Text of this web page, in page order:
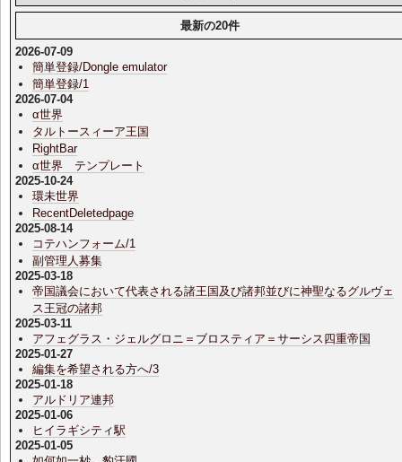
最新の20件
2026-07-09
簡単登録/Dongle emulator
簡単登録/1
2026-07-04
α世界
タルトースィーア王国
RightBar
α世界 テンプレート
2025-10-24
環未世界
RecentDeletedpage
2025-08-14
コテハンフォーム/1
副管理人募集
2025-03-18
帝国議会において代表される諸王国及び諸邦並びに神聖なるグルヴェ
ス王冠の諸邦
2025-03-11
アフェグラス・ジェルグロニ＝ブロスティア＝サーシス四重帝国
2025-01-27
編集を希望される方へ/3
2025-01-18
アルドリア連邦
2025-01-06
ヒイラギシティ駅
2025-01-05